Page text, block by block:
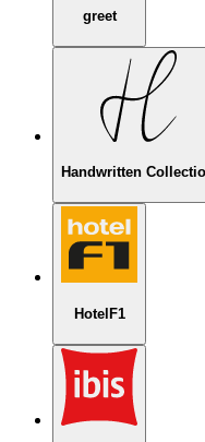
greet
Handwritten
HotelF1